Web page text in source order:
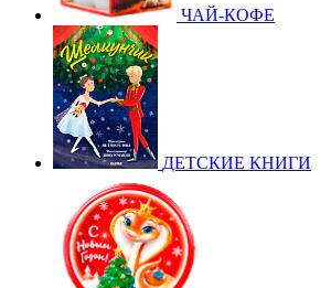
ЧАЙ-КОФЕ
ДЕТСКИЕ КНИГИ